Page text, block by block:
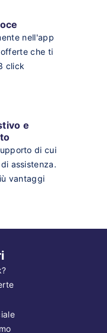
nell'app
che ti
click
e
di cui
assistenza.
vantaggi